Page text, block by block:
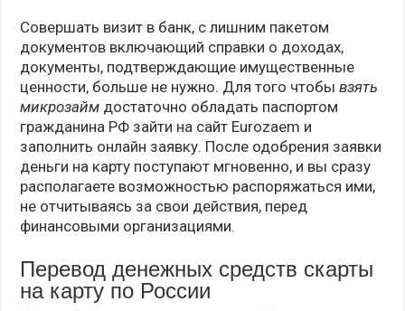
Совершать визит в банк, с лишним пакетом
документов включающий справки о доходах,
документы, подтверждающие имущественные
ценности, больше не нужно. Для того чтобывзять
микрозайм достаточно обладать паспортом
гражданина РФ зайти на сайт Eurozaem и
заполнить онлайн заявку. После одобрения заявки
деньги на карту поступают мгновенно, и вы сразу
располагаете возможностью распоряжаться ими,
не отчитываясь за свои действия, перед
финансовыми организациями.
Перевод денежных средств скарты
на карту по России